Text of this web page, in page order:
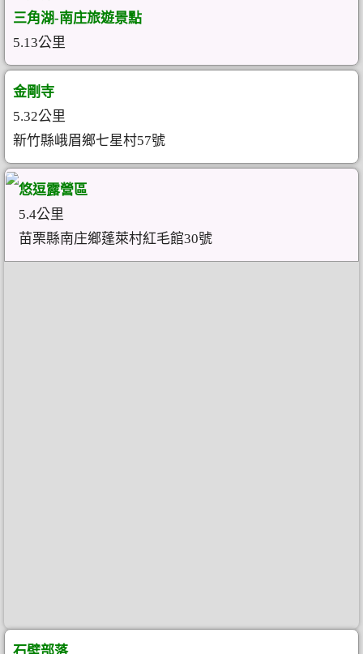
三角湖-南庄旅遊景點
5.13公里
金剛寺
5.32公里
新竹縣峨眉鄉七星村57號
悠逗露營區
5.4公里
苗栗縣南庄鄉蓬萊村紅毛館30號